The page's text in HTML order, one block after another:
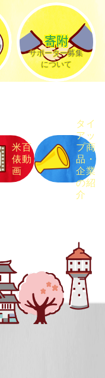
寄附
サポーター募集
について
米百
俵動
画
タイ
アッ
プ商
品 ・
企業
の紹
介